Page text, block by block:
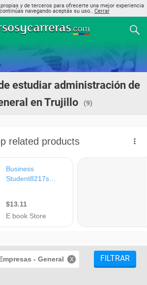
y de terceros para ofrecerte una mejor experiencia
navegando aceptás su uso.. Cerrar
estudiar administración de
en Trujillo
(9)
- General FILTRAR